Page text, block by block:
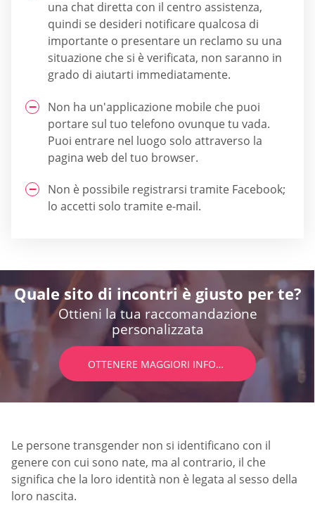
una chat diretta con il centro assistenza,
quindi se desideri notificare qualcosa di
importante o presentare un reclamo su una
situazione che si è verificata, non saranno in
grado di aiutarti immediatamente.
Non ha un'applicazione mobile che puoi
portare sul tuo telefono ovunque tu vada.
Puoi entrare nel luogo solo attraverso la
pagina web del tuo browser.
Non è possibile registrarsi tramite Facebook;
lo accetti solo tramite e-mail.
Quale sito di incontri è giusto per te?
Ottieni la tua raccomandazione
personalizzata
OTTENERE MAGGIORI INFORMAZIONI
Le persone transgender non si identificano con il
genere con cui sono nate, ma al contrario, il che
significa che la loro identità non è legata al sesso della
loro nascita.